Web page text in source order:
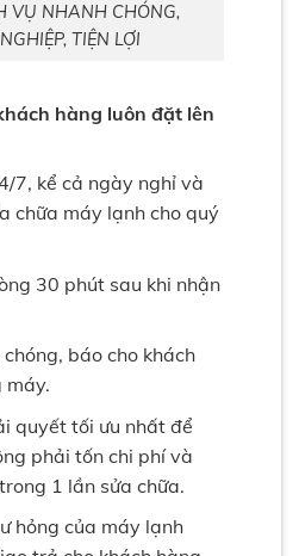
VỤ NHANH CHÓNG,
TIỆN LỢI
hàng luôn đặt lên
7, kể cả ngày nghỉ và
chữa máy lạnh cho quý
30 phút sau khi nhận
báo cho khách
máy.
quyết tối ưu nhất để
phải tốn chi phí và
1 lần sửa chữa.
hỏng của máy lạnh